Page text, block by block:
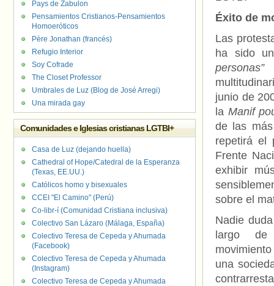
Éxito de
Las
ha sido
personas”
junio de
la Manif
de las
repetirá el
Frente
exhibir
sobre el
Nadie
largo
una
Pays de Zabulon
Pensamientos Cristianos-Pensamientos
Homoeróticos
Père Jonathan (francés)
Refugio Interior
Soy Cofrade
The Closet Professor
Umbrales de Luz (Blog de José Arregi)
Una mirada gay
Comunidades e Iglesias cristianas LGTBI+
Casa de Luz (dejando huella)
Cathedral of Hope/Catedral de la Esperanza
(Texas, EE.UU.)
Católicos homo y bisexuales
CCEI "El Camino" (Perú)
Co-libr-í (Comunidad Cristiana inclusiva)
Colectivo San Lázaro (Málaga, España)
Colectivo Teresa de Cepeda y Ahumada
(Facebook)
Colectivo Teresa de Cepeda y Ahumada
(Instagram)
Colectivo Teresa de Cepeda y Ahumada